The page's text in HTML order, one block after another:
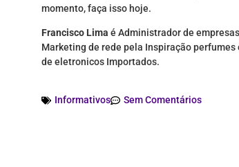
momento, faça isso hoje.
Francisco Lima é Administrador de
Marketing de rede pela Inspiração
de eletronicos Importados.
Informativos Sem Comentários